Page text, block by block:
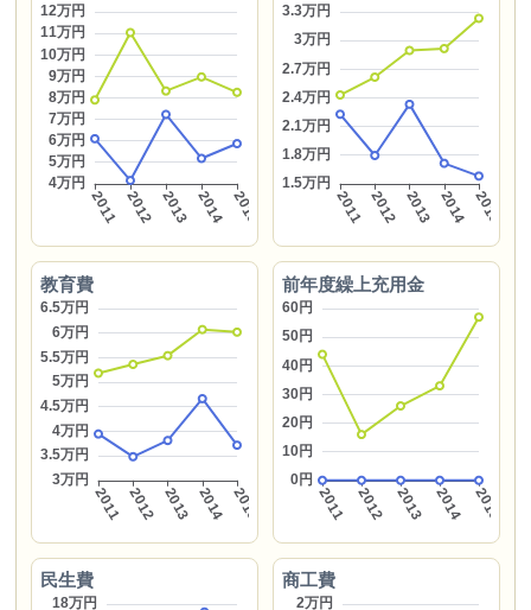
教育費 前年度繰上充用金
民生費 商工費